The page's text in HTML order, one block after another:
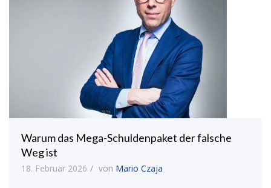
Warum das Mega-Schuldenpaket der falsche
Weg ist
18. Februar 2026 von Mario Czaja